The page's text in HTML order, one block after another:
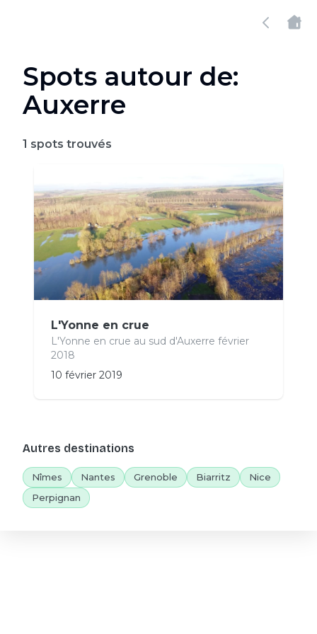
Spots autour de:
Auxerre
1 spots trouvés
L'Yonne en crue
L'Yonne en crue au sud d'Auxerre février
2018
10 février 2019
Autres destinations
Nîmes Nantes Grenoble Biarritz
Nice
Perpignan